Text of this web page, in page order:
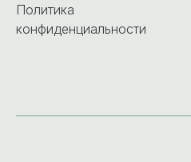
Политика
конфиденциальности